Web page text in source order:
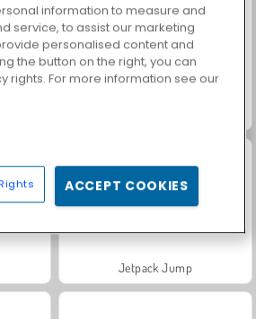
Jetpack Jump
information to measure and
service, to assist our marketing
personalised content and
the button on the right, you can
rights. For more information see our
ACCEPT COOKIES